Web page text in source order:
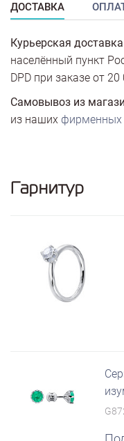
ДОСТАВКА
Курьерская
населённый пункт
DPD при заказе от 20
Самовывоз из
из наших фирменных
Гарнитур